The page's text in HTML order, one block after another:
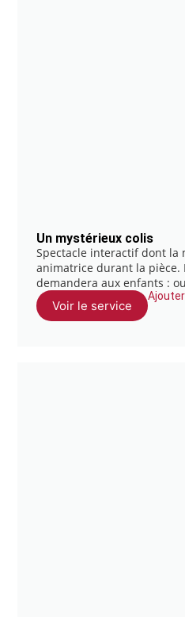
Un mystérieux colis
Spectacle interactif dont la
animatrice durant la pièce.
demandera aux enfants :
Voir le service